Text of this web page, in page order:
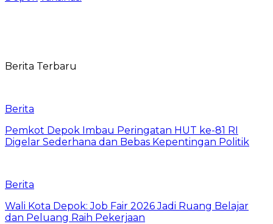
Berita Terbaru
Berita
Pemkot Depok Imbau Peringatan HUT ke-81 RI
Digelar Sederhana dan Bebas Kepentingan Politik
Berita
Wali Kota Depok: Job Fair 2026 Jadi Ruang Belajar
dan Peluang Raih Pekerjaan